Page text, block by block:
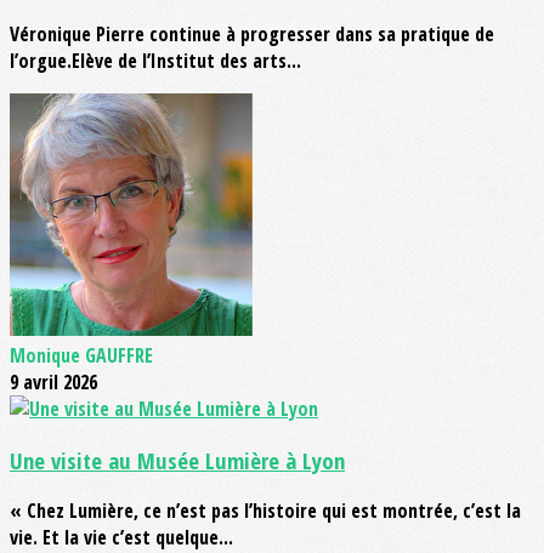
Véronique Pierre continue à progresser dans sa pratique de
l’orgue.Elève de l’Institut des arts...
Monique GAUFFRE
9 avril 2026
Une visite au Musée Lumière à Lyon
« Chez Lumière, ce n’est pas l’histoire qui est montrée, c’est la
vie. Et la vie c’est quelque...